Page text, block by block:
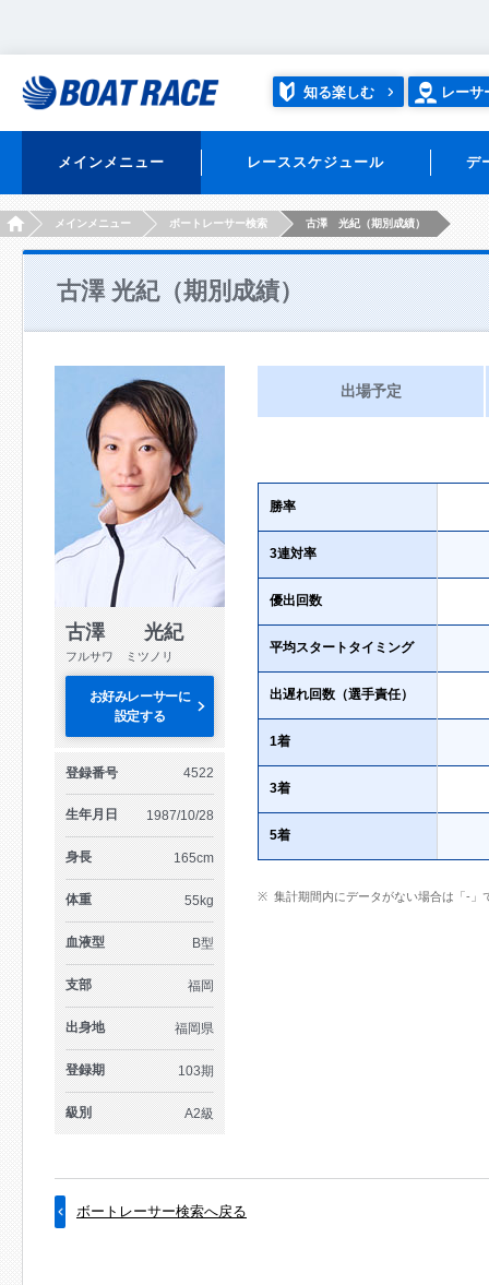
知る楽しむ レーサ
メインメニュー レーススケジュール デ
HOMEメインメニュー ボートレーサー検索 古澤 光紀（期別成績）
古澤 光紀（期別成績）
古澤 光紀
フルサワ ミツノリ
お好みレーサーに
設定する
登録番号 4522
生年月日 1987/10/28
身長 165cm
体重 55kg
血液型 B型
支部 福岡
出身地 福岡県
登録期 103期
級別 A2級
出場予定
勝率
3連対率
優出回数
平均スタートタイミング
出遅れ回数（選手責任）
1着
3着
5着
集計期間内にデータがない場合は「-」
ボートレーサー検索へ戻る